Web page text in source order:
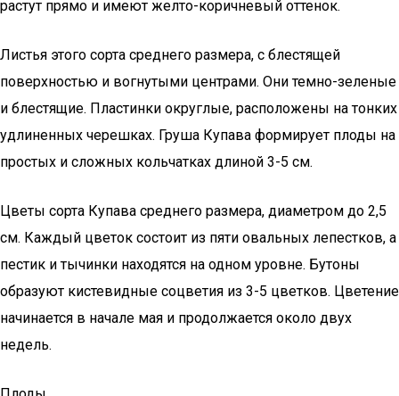
растут прямо и имеют желто-коричневый оттенок.
Листья этого сорта среднего размера, с блестящей
поверхностью и вогнутыми центрами. Они темно-зеленые
и блестящие. Пластинки округлые, расположены на тонких
удлиненных черешках. Груша Купава формирует плоды на
простых и сложных кольчатках длиной 3-5 см.
Цветы сорта Купава среднего размера, диаметром до 2,5
см. Каждый цветок состоит из пяти овальных лепестков, а
пестик и тычинки находятся на одном уровне. Бутоны
образуют кистевидные соцветия из 3-5 цветков. Цветение
начинается в начале мая и продолжается около двух
недель.